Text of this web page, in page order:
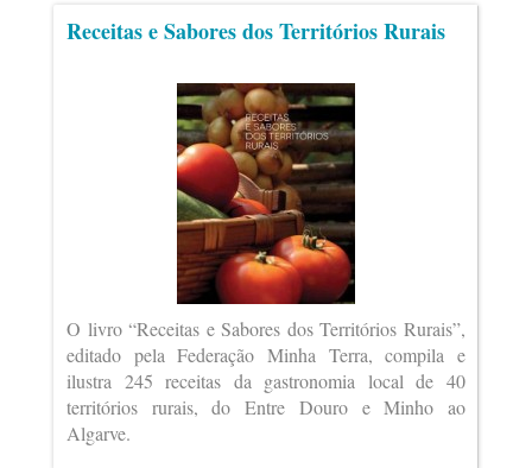
Receitas e Sabores dos Territórios Rurais
O livro “Receitas e Sabores dos Territórios Rurais”,
editado pela Federação Minha Terra, compila e
ilustra 245 receitas da gastronomia local de 40
territórios rurais, do Entre Douro e Minho ao
Algarve.